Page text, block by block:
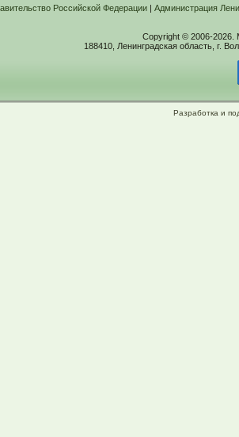
Российской Федерации| Администрация
Copyright © 2006-2026.
188410, Ленинградская область, г.
Разработка и